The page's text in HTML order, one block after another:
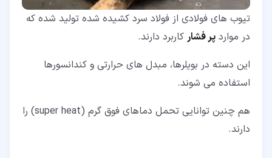
تیوب های فولادی از فولاد سرد کشیده شده تولید شده که
در موارد پر فشار کاربرد دارند.
این دسته در بویلرها، مبدل های حرارتی و کندانسورها
استفاده می شوند.
هم چنین توانایی تحمل دماهای فوق گرم (super heat) را
دارند.